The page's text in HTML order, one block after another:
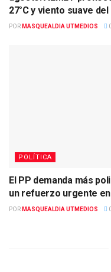
27°C y viento suave
POR MASQUEALDIA UTMEDIOS
POLÍTICA
El PP demanda más
un refuerzo urgente
POR MASQUEALDIA UTMEDIOS